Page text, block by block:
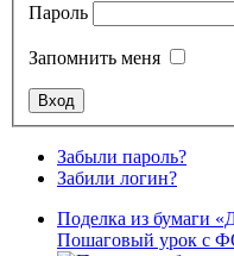
Пароль
Запомнить меня
Забыли пароль?
Забили логин?
Поделка из бумаги
Пошаговый урок с